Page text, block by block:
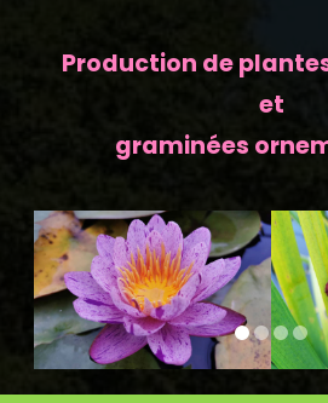
Production de
et
graminées
Previous